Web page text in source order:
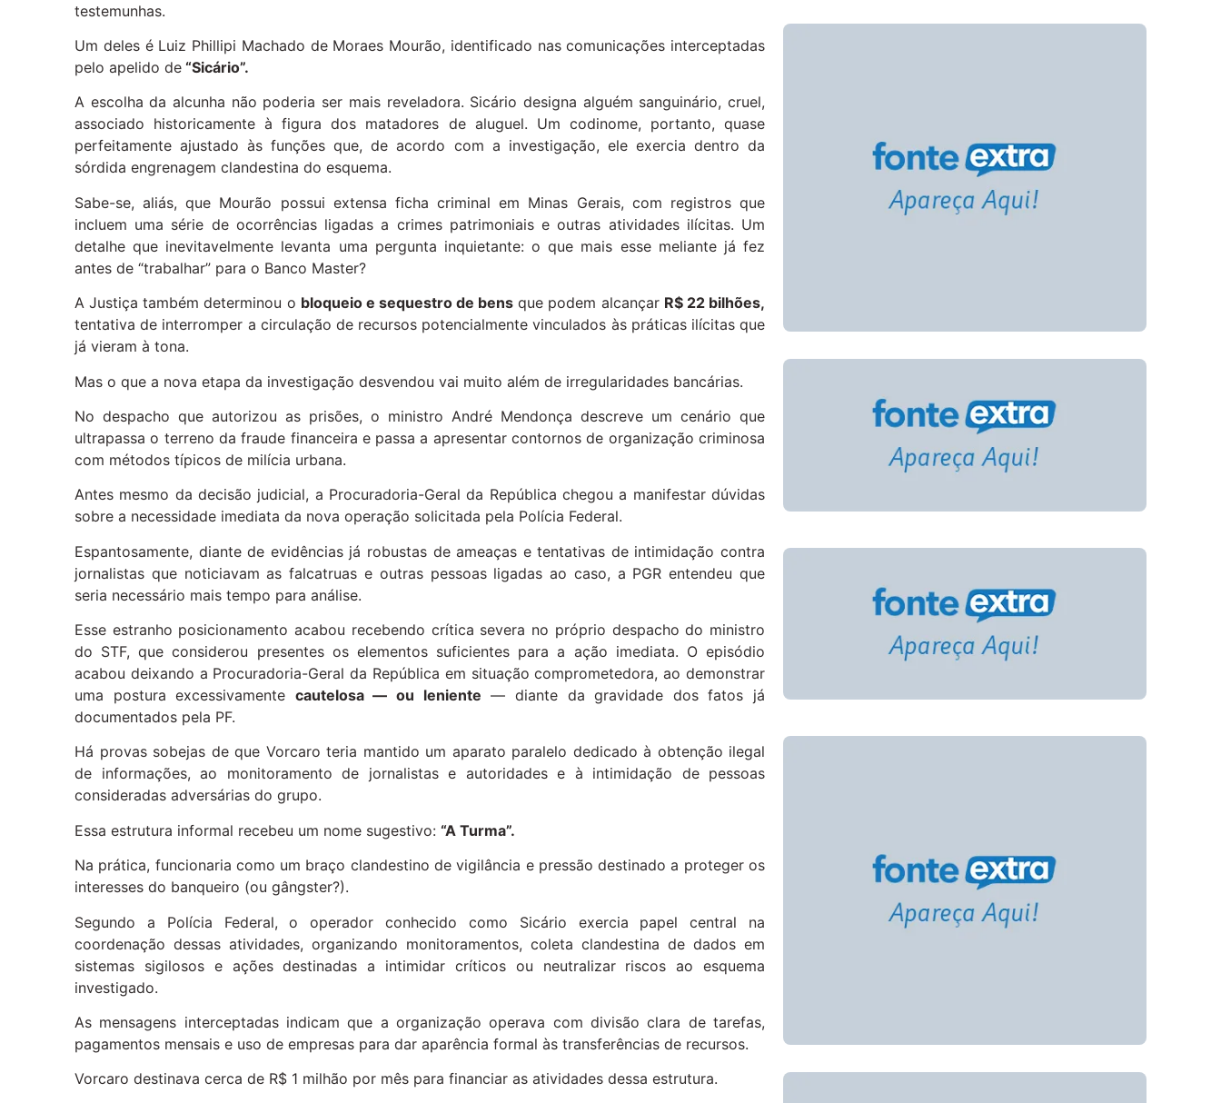
testemunhas.
Um deles é Luiz Phillipi Machado de Moraes Mourão, identificado nas comunicações interceptadas
pelo apelido de “Sicário”.
A escolha da alcunha não poderia ser mais reveladora. Sicário designa alguém sanguinário, cruel,
associado historicamente à figura dos matadores de aluguel. Um codinome, portanto, quase
perfeitamente ajustado às funções que, de acordo com a investigação, ele exercia dentro da
sórdida engrenagem clandestina do esquema.
Sabe-se, aliás, que Mourão possui extensa ficha criminal em Minas Gerais, com registros que
incluem uma série de ocorrências ligadas a crimes patrimoniais e outras atividades ilícitas. Um
detalhe que inevitavelmente levanta uma pergunta inquietante: o que mais esse meliante já fez
antes de “trabalhar” para o Banco Master?
A Justiça também determinou o bloqueio e sequestro de bens que podem alcançar R$ 22 bilhões,
tentativa de interromper a circulação de recursos potencialmente vinculados às práticas ilícitas que
já vieram à tona.
Mas o que a nova etapa da investigação desvendou vai muito além de irregularidades bancárias.
No despacho que autorizou as prisões, o ministro André Mendonça descreve um cenário que
ultrapassa o terreno da fraude financeira e passa a apresentar contornos de organização criminosa
com métodos típicos de milícia urbana.
Antes mesmo da decisão judicial, a Procuradoria-Geral da República chegou a manifestar dúvidas
sobre a necessidade imediata da nova operação solicitada pela Polícia Federal.
Espantosamente, diante de evidências já robustas de ameaças e tentativas de intimidação contra
jornalistas que noticiavam as falcatruas e outras pessoas ligadas ao caso, a PGR entendeu que
seria necessário mais tempo para análise.
Esse estranho posicionamento acabou recebendo crítica severa no próprio despacho do ministro
do STF, que considerou presentes os elementos suficientes para a ação imediata. O episódio
acabou deixando a Procuradoria-Geral da República em situação comprometedora, ao demonstrar
uma postura excessivamente cautelosa — ou leniente — diante da gravidade dos fatos já
documentados pela PF.
Há provas sobejas de que Vorcaro teria mantido um aparato paralelo dedicado à obtenção ilegal
de informações, ao monitoramento de jornalistas e autoridades e à intimidação de pessoas
consideradas adversárias do grupo.
Essa estrutura informal recebeu um nome sugestivo: “A Turma”.
Na prática, funcionaria como um braço clandestino de vigilância e pressão destinado a proteger os
interesses do banqueiro (ou gângster?).
Segundo a Polícia Federal, o operador conhecido como Sicário exercia papel central na
coordenação dessas atividades, organizando monitoramentos, coleta clandestina de dados em
sistemas sigilosos e ações destinadas a intimidar críticos ou neutralizar riscos ao esquema
investigado.
As mensagens interceptadas indicam que a organização operava com divisão clara de tarefas,
pagamentos mensais e uso de empresas para dar aparência formal às transferências de recursos.
Vorcaro destinava cerca de R$ 1 milhão por mês para financiar as atividades dessa estrutura.